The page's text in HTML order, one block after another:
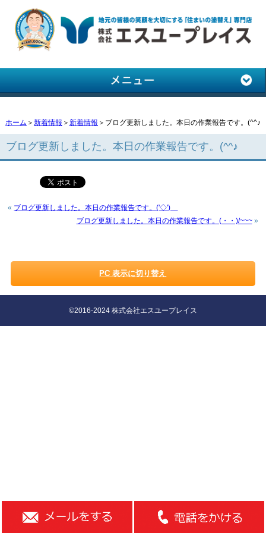
ホーム ＞ 新着情報 ＞ 新着情報 ＞ブログ更新しました。本日の作業報告です。(^^♪
ブログ更新しました。本日の作業報告です。(^^♪
« ブログ更新しました。本日の作業報告です。('◇')ゞ
ブログ更新しました。本日の作業報告です。(・・)/~~~»
PC 表示に切り替え
©2016-2024 株式会社エスユープレイス